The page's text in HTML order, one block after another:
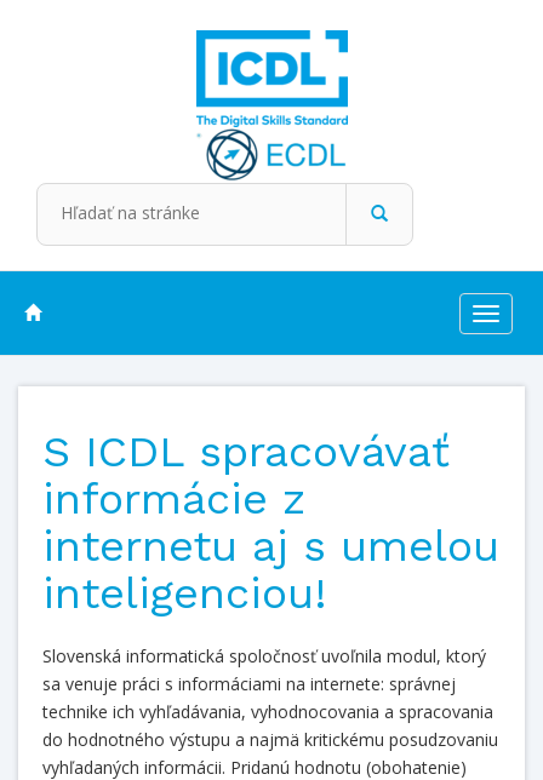
Toggle
S ICDL spracovávať
informácie z
internetu aj s umelou
inteligenciou!
Slovenská informatická spoločnosť uvoľnila modul, ktorý
sa venuje práci s informáciami na internete: správnej
technike ich vyhľadávania, vyhodnocovania a spracovania
do hodnotného výstupu a najmä kritickému posudzovaniu
vyhľadaných informácii. Pridanú hodnotu (obohatenie)